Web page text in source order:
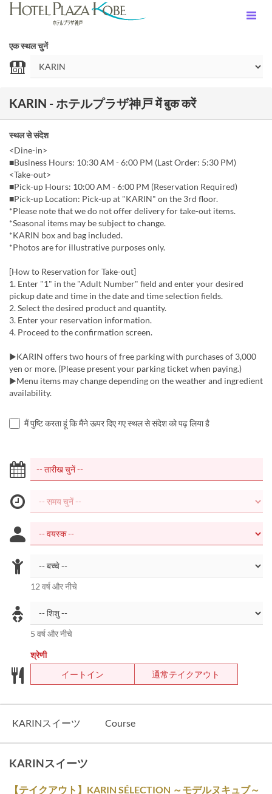
एक स्थल चुनें
KARIN - ホテルプラザ神戸 में बुक करें
स्थल से संदेश
<Dine-in>
■Business Hours: 10:30 AM - 6:00 PM (Last Order: 5:30 PM)
<Take-out>
■Pick-up Hours: 10:00 AM - 6:00 PM (Reservation Required)
■Pick-up Location: Pick-up at "KARIN" on the 3rd floor.
*Please note that we do not offer delivery for take-out items.
*Seasonal items may be subject to change.
*KARIN box and bag included.
*Photos are for illustrative purposes only.
[How to Reservation for Take-out]
1. Enter "1" in the "Adult Number" field and enter your desired
pickup date and time in the date and time selection fields.
2. Select the desired product and quantity.
3. Enter your reservation information.
4. Proceed to the confirmation screen.
▶KARIN offers two hours of free parking with purchases of 3,000
yen or more. (Please present your parking ticket when paying.)
▶Menu items may change depending on the weather and ingredient
availability.
मैं पुष्टि करता हूं कि मैंने ऊपर दिए गए स्थल से संदेश को पढ़ लिया है
12 वर्ष और नीचे
5 वर्ष और नीचे
श्रेणी
イートイン
通常テイクアウト
KARINスイーツ Course
KARINスイーツ
【テイクアウト】KARIN SÉLECTION ～モデルヌキュブ～